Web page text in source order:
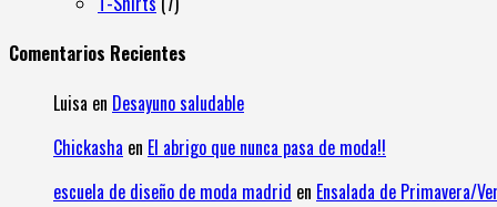
Comentarios Recientes
Luisa en Desayuno saludable
Chickasha en El abrigo que nunca pasa de moda!!
escuela de diseño de moda madrid en Ensalada de Primavera/